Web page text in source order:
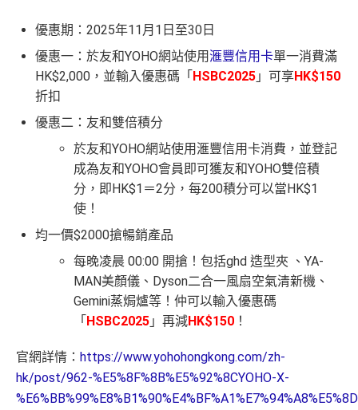
優惠期：2025年11月1日至30日
優惠一：於友和YOHO網站使用 滙豐信用卡單一消費滿
HK$2,000，並輸入優惠碼「 HSBC2025 」可享HK$150
折扣
優惠二：友和雙倍積分
於友和YOHO網站使用滙豐信用卡消費，並登記
成為友和YOHO會員即可獲友和YOHO雙倍積
分，即HK$1＝2分，每200積分可以當HK$1
使！
均一價$2000搶暢銷產品
每晚凌晨 00:00 開搶！包括ghd 造型夾 、YA-
MAN美顏儀、Dyson二合一風扇空氣清新機、
Gemini蒸焗爐等！仲可以輸入優惠碼
「 HSBC2025 」再減HK$150 ！
官網詳情： https://www.yohohongkong.com/zh-
hk/post/962-%E5%8F%8B%E5%92%8CYOHO-X-